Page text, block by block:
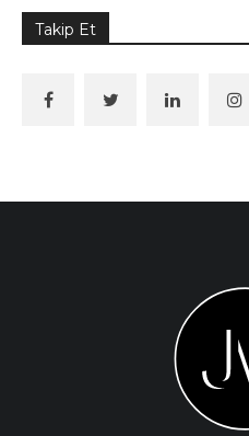
Takip Et